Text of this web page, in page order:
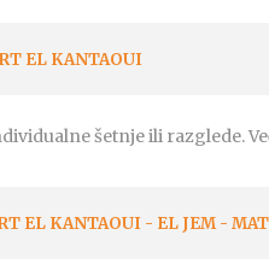
EL KANTAOUI
šetnje ili razglede.
EL KANTAOUI - EL JEM -